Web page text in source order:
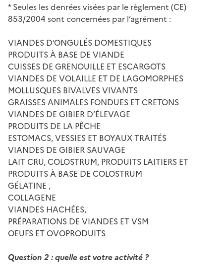
* Seules les denrées visées par le règlement (CE)
853/2004 sont concernées par l’agrément :
VIANDES D’ONGULÉS DOMESTIQUES
PRODUITS À BASE DE VIANDE
CUISSES DE GRENOUILLE ET ESCARGOTS
VIANDES DE VOLAILLE ET DE LAGOMORPHES
MOLLUSQUES BIVALVES VIVANTS
GRAISSES ANIMALES FONDUES ET CRETONS
VIANDES DE GIBIER D’ÉLEVAGE
PRODUITS DE LA PÊCHE
ESTOMACS, VESSIES ET BOYAUX TRAITÉS
VIANDES DE GIBIER SAUVAGE
LAIT CRU, COLOSTRUM, PRODUITS LAITIERS ET
PRODUITS À BASE DE COLOSTRUM
GÉLATINE ,
COLLAGENE
VIANDES HACHÉES,
PRÉPARATIONS DE VIANDES ET VSM
OEUFS ET OVOPRODUITS
Question 2 : quelle est votre activité ?